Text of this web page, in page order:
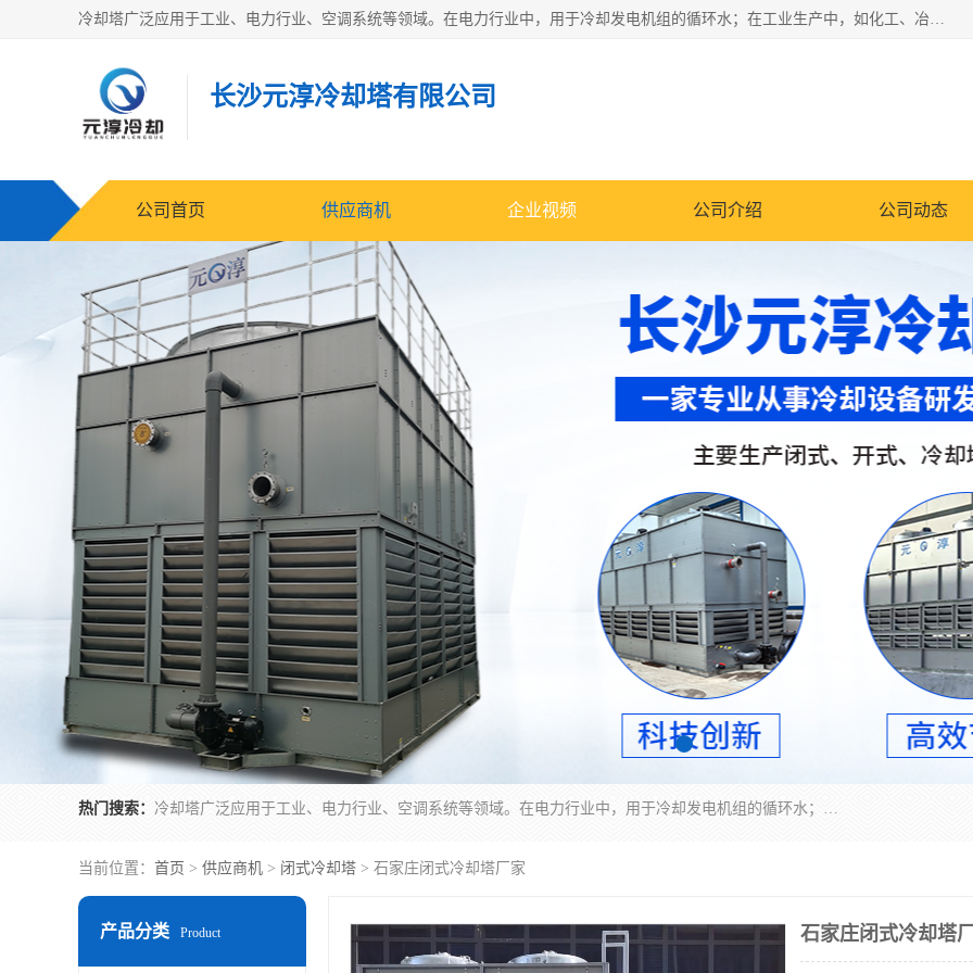
冷却塔广泛应用于工业、电力行业、空调系统等领域。在电力行业中，用于冷却发电机组的循环水；在工业生产中，如化工、冶金等行业，可降低生产过程中产生的热量；在空调系统中，为空调设备提供冷却水源
长沙元淳冷却塔有限公司
公司首页 供应商机 企业视频 公司介绍 公司动态
热门搜索： 冷却塔广泛应用于工业、电力行业、空调系统等领域。在电力行业中，用于冷却发电机组的循环水；在工业生产中，如化工、冶金等行业，可降低生产过程中产生的热量；在空调系统中，为空调设备提供冷却水源
当前位置： 首页 > 供应商机 > 闭式冷却塔 > 石家庄闭式冷却塔厂家
产品分类 Product 石家庄闭式冷却塔